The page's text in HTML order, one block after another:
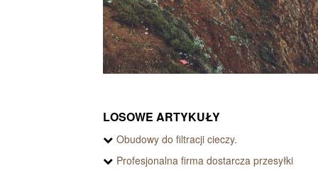
LOSOWE ARTYKUŁY
Obudowy do filtracji cieczy.
Profesjonalna firma dostarcza przesyłki